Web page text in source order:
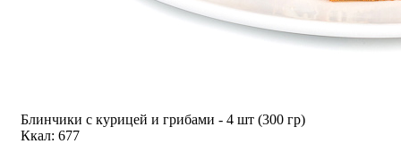
Блинчики с курицей и грибами - 4 шт (300 гр)
Ккал: 677